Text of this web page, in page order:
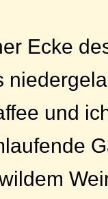
Ecke
und